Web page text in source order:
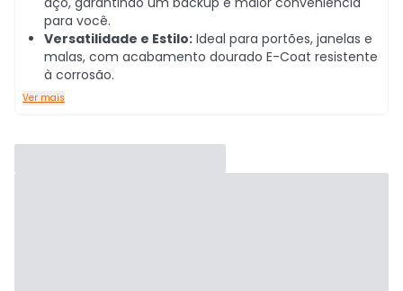
para você.
Versatilidade e Estilo: Ideal para portões, janelas e
malas, com acabamento dourado E-Coat resistente
à corrosão.
Ver mais